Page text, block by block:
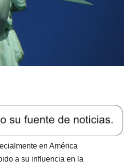
en América
a su influencia en la